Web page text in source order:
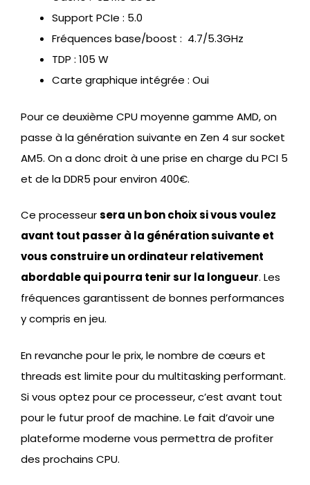
Support PCIe : 5.0
Fréquences base/boost : 4.7/5.3GHz
TDP : 105 W
Carte graphique intégrée : Oui
Pour ce deuxième CPU moyenne gamme AMD, on
passe à la génération suivante en Zen 4 sur socket
AM5. On a donc droit à une prise en charge du PCI 5
et de la DDR5 pour environ 400€.
Ce processeursera un bon choix si vous voulez
avant tout passer à la génération suivante et
vous construire un ordinateur relativement
abordable qui pourra tenir sur la longueur. Les
fréquences garantissent de bonnes performances
y compris en jeu.
En revanche pour le prix, le nombre de cœurs et
threads est limite pour du multitasking performant.
Si vous optez pour ce processeur, c’est avant tout
pour le futur proof de machine. Le fait d’avoir une
plateforme moderne vous permettra de profiter
des prochains CPU.